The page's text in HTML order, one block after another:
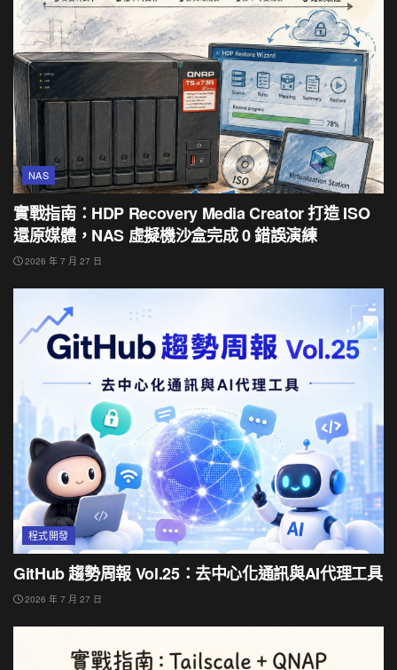
NAS
實戰指南：HDP Recovery Media Creator 打造 ISO
還原媒體，NAS 虛擬機沙盒完成 0 錯誤演練
2026 年 7 月 27 日
程式開發
GitHub 趨勢周報 Vol.25：去中心化通訊與AI代理工具
2026 年 7 月 27 日